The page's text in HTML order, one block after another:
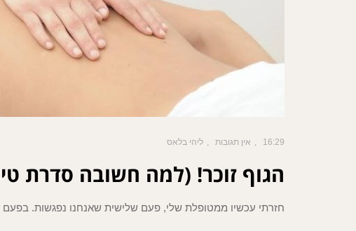
16:29 אין תגובות ליהי בלאס
הגוף זוכר! (למה חשובה סדרת
חזרתי עכשיו ממטופלת שלי, פעם שלישית שאנחנו נפגשות.